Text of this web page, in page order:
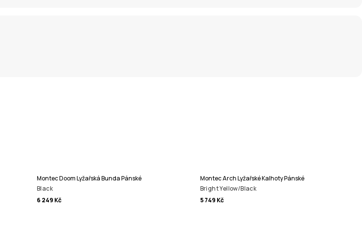
Montec Doom Lyžařská Bunda Pánské
Black
6 249 Kč
Montec Arch Lyžařské Kalhoty Pánské
Bright Yellow/Black
5 749 Kč